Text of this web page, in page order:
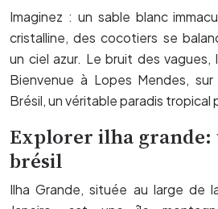
Imaginez : un sable blanc
cristalline, des cocotiers se
un ciel azur. Le bruit des vagues,
Bienvenue à Lopes Mendes, sur
Brésil, un véritable paradis tropical
Explorer ilha grande:
brésil
Ilha Grande, située au large de